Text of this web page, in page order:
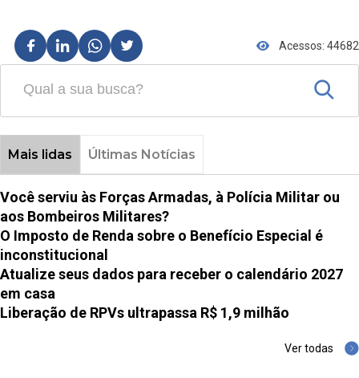
Acessos: 44682
Mais lidas Últimas Notícias
Você serviu às Forças Armadas, à Polícia Militar ou
aos Bombeiros Militares?
O Imposto de Renda sobre o Benefício Especial é
inconstitucional
Atualize seus dados para receber o calendário 2027
em casa
Liberação de RPVs ultrapassa R$ 1,9 milhão
Ver todas